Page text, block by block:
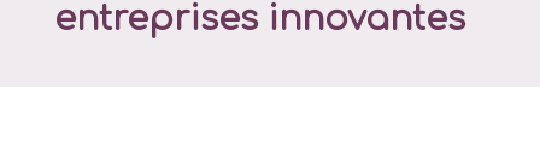
entreprises innovantes